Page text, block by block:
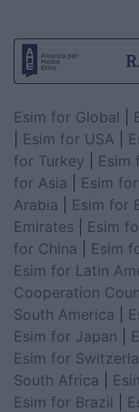
Esim for Global
Esim for USA
for Turkey
Esim
for Asia
Esim
Arabia
Esim for
Emirates
Esim
for China
Esim
Esim for Latin
Cooperation
South America
Esim for Japan
Esim for
South Africa
Esim for Brazil